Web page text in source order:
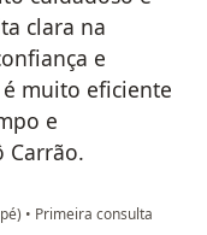
clara na
e
é muito eficiente
e
Carrão.
• Primeira consulta